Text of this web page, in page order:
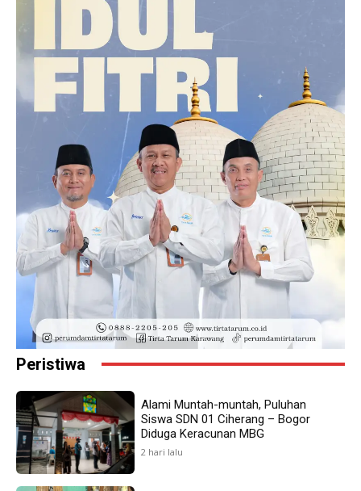
Peristiwa
Alami Muntah-muntah, Puluhan
Siswa SDN 01 Ciherang – Bogor
Diduga Keracunan MBG
2 hari lalu